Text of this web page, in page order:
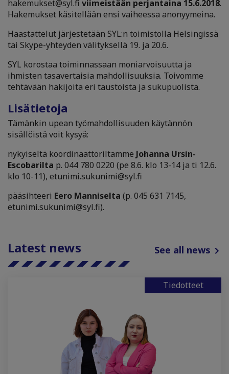
hakemukset@syl.fi viimeistään perjantaina 15.6.2018.
Hakemukset käsitellään ensi vaiheessa anonyymeina.
Haastattelut järjestetään SYL:n toimistolla Helsingissä
tai Skype-yhteyden välityksellä 19. ja 20.6.
SYL korostaa toiminnassaan moniarvoisuutta ja
ihmisten tasavertaisia mahdollisuuksia. Toivomme
tehtävään hakijoita eri taustoista ja sukupuolista.
Lisätietoja
Tämänkin upean työmahdollisuuden käytännön
sisällöistä voit kysyä:
nykyiseltä koordinaattoriltamme Johanna Ursin-
Escobarilta p. 044 780 0220 (pe 8.6. klo 13-14 ja ti 12.6.
klo 10-11), etunimi.sukunimi@syl.fi
pääsihteeri Eero Manniselta (p. 045 631 7145,
etunimi.sukunimi@syl.fi).
Latest news See all news
Tiedotteet